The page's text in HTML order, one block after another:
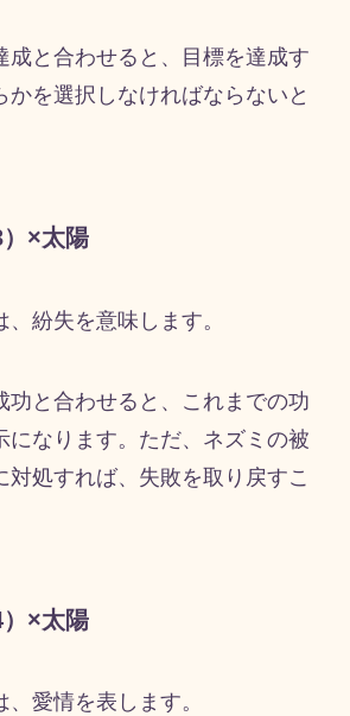
成と合わせると、目標を達成す
かを選択しなければならないと
×太陽
紛失を意味します。
功と合わせると、これまでの功
になります。ただ、ネズミの被
対処すれば、失敗を取り戻すこ
×太陽
愛情を表します。